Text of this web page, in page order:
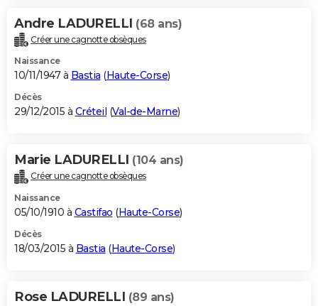
Andre LADURELLI (68 ans)
Créer une cagnotte obsèques
Naissance
10/11/1947 à Bastia (Haute-Corse)
Décès
29/12/2015 à Créteil (Val-de-Marne)
Marie LADURELLI (104 ans)
Créer une cagnotte obsèques
Naissance
05/10/1910 à Castifao (Haute-Corse)
Décès
18/03/2015 à Bastia (Haute-Corse)
Rose LADURELLI (89 ans)